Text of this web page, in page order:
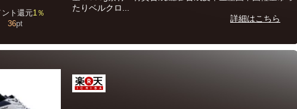
ト還元1％
36pt
たりベルクロ...
詳細はこちら